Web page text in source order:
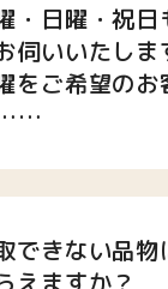
・日曜・祝日
伺いいたしま
をご希望の
できない品物